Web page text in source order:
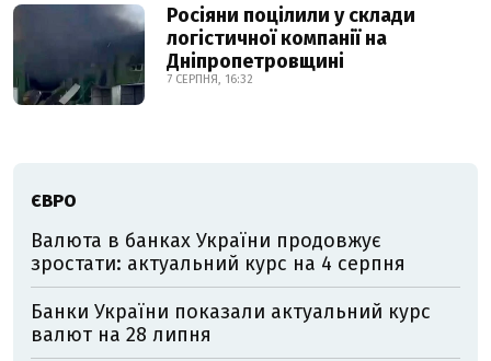
Росіяни поцілили у склади
логістичної компанії на
Дніпропетровщині
7 СЕРПНЯ, 16:32
ЄВРО
Валюта в банках України продовжує
зростати: актуальний курс на 4 серпня
Банки України показали актуальний курс
валют на 28 липня